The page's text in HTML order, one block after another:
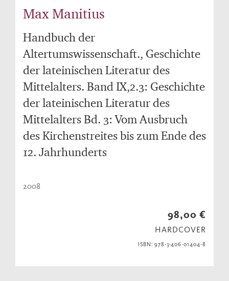
Max Manitius
Handbuch der
Altertumswissenschaft., Geschichte
der lateinischen Literatur des
Mittelalters. Band IX,2.3: Geschichte
der lateinischen Literatur des
Mittelalters Bd. 3: Vom Ausbruch
des Kirchenstreites bis zum Ende des
12. Jahrhunderts
2008
98,00 €
HARDCOVER
ISBN: 978-3-406-01404-8